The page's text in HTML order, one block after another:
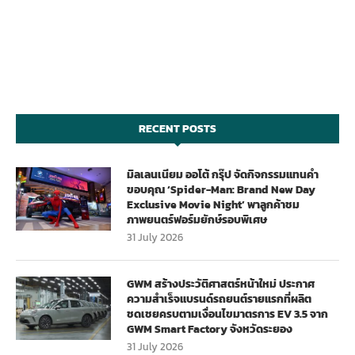
RECENT POSTS
มิลเลนเนียม ออโต้ กรุ๊ป จัดกิจกรรมแทนคำ
ขอบคุณ ‘Spider-Man: Brand New Day
Exclusive Movie Night’ พาลูกค้าชม
ภาพยนตร์ฟอร์มยักษ์รอบพิเศษ
31 July 2026
GWM สร้างประวัติศาสตร์หน้าใหม่ ประกาศ
ความสำเร็จแบรนด์รถยนต์รายแรกที่ผลิต
ชดเชยครบตามเงื่อนไขมาตรการ EV 3.5 จาก
GWM Smart Factory จังหวัดระยอง
31 July 2026